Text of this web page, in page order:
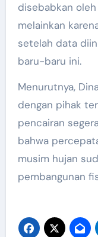
disebabkan
melainkan
setelah data
baru-baru ini.
Menurutnya,
dengan pihak
pencairan
bahwa
musim hujan
pembangunan